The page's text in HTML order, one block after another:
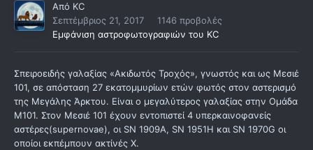
Από KC
Σεπτέμβριος 21, 2017
1146 προβολές
Εμφάνιση αστροφωτογραφιών του KC
Σπειροειδής γαλαξίας «Ακιδωτός Τροχός», γνωστός και ως Μεσιέ
101, σε απόσταση 27 εκατομμυρίων ετών φωτός στον αστερισμό
της Μεγάλης Άρκτου. Είναι ο μεγαλύτερος γαλαξίας στην Ομάδα
Μ101. Στον Μεσιέ 101 έχουν εντοπιστεί 4 υπερκαινοφανείς
αστέρες(supernovae), οι SN 1909A, SN 1951H και SN 1970G οι
οποίοι εκπέμπουν ακτίνές Χ.